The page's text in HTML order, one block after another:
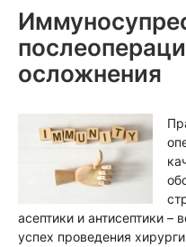
осложнения
асептики и антисептики –
успех проведения